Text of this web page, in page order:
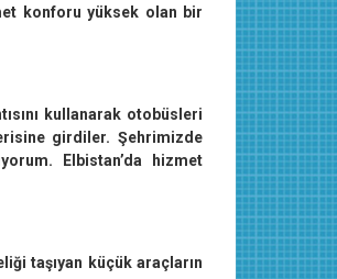
konforu yüksek olan bir
kullanarak otobüsleri
girdiler. Şehrimizde
Elbistan’da hizmet
taşıyan küçük araçların